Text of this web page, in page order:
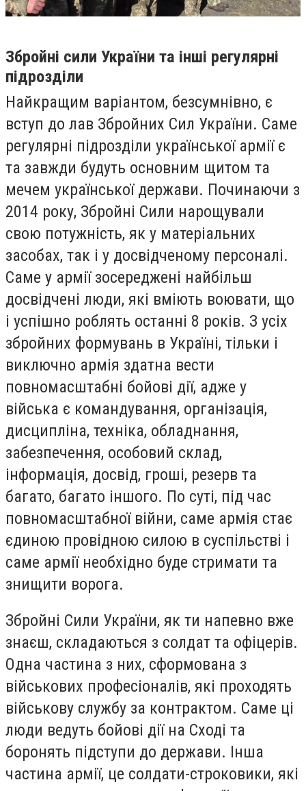
Збройні сили України та інші регулярні
підрозділи
Найкращим варіантом, безсумнівно, є
вступ до лав Збройних Сил України. Саме
регулярні підрозділи української армії є
та завжди будуть основним щитом та
мечем української держави. Починаючи з
2014 року, Збройні Сили нарощували
свою потужність, як у матеріальних
засобах, так і у досвідченому персоналі.
Саме у армії зосереджені найбільш
досвідчені люди, які вміють воювати, що
і успішно роблять останні 8 років. З усіх
збройних формувань в Україні, тільки і
виключно армія здатна вести
повномасштабні бойові дії, адже у
війська є командування, організація,
дисципліна, техніка, обладнання,
забезпечення, особовий склад,
інформація, досвід, гроші, резерв та
багато, багато іншого. По суті, під час
повномасштабної війни, саме армія стає
єдиною провідною силою в суспільстві і
саме армії необхідно буде стримати та
знищити ворога.
Збройні Сили України, як ти напевно вже
знаєш, складаються з солдат та офіцерів.
Одна частина з них, сформована з
військових професіоналів, які проходять
військову службу за контрактом. Саме ці
люди ведуть бойові дії на Сході та
боронять підступи до держави. Інша
частина армії, це солдати-строковики, які